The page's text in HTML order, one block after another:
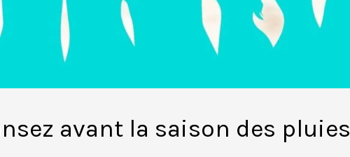
avant la saison des pluies